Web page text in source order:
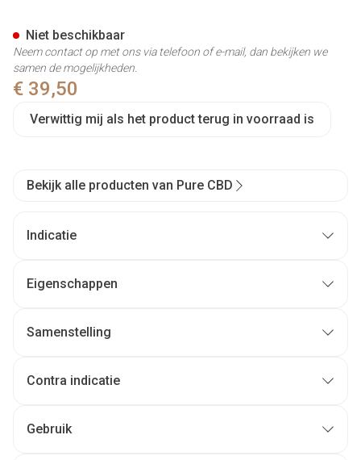
€ 39,50
Verwittig mij als het product terug in voorraad is
Niet beschikbaar
Neem contact op met ons via telefoon of e-mail, dan bekijken we
samen de mogelijkheden.
Bekijk alle producten van Pure CBD
Indicatie
Eigenschappen
Samenstelling
Contra indicatie
Gebruik